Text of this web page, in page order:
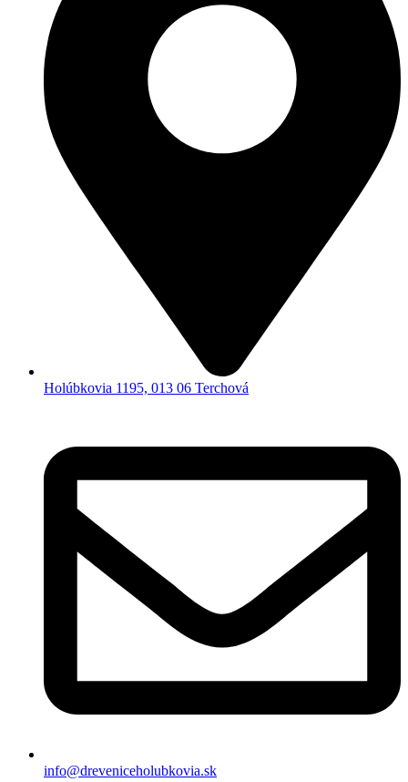
Holúbkovia 1195, 013 06 Terchová
info@dreveniceholubkovia.sk